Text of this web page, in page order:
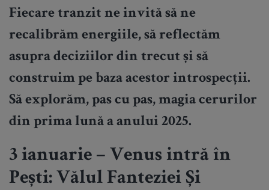
Fiecare tranzit ne invită să ne
recalibrăm energiile, să reflectăm
asupra deciziilor din trecut și să
construim pe baza acestor introspecții.
Să explorăm, pas cu pas, magia cerurilor
din prima lună a anului 2025.
3 ianuarie – Venus intră în
Pești: Vălul Fanteziei Și